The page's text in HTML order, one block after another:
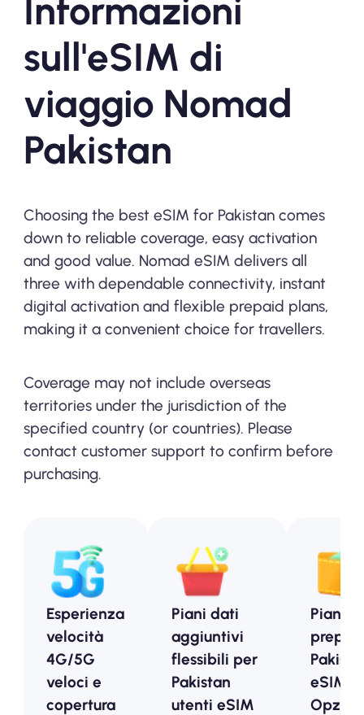
Informazioni
sull'eSIM di
viaggio Nomad
Pakistan
Choosing the best eSIM for Pakistan comes
down to reliable coverage, easy activation
and good value. Nomad eSIM delivers all
three with dependable connectivity, instant
digital activation and flexible prepaid plans,
making it a convenient choice for travellers.
Coverage may not include overseas
territories under the jurisdiction of the
specified country (or countries). Please
contact customer support to confirm before
purchasing.
Esperienza
velocità
4G/5G
veloci e
copertura
Piani dati
aggiuntivi
flessibili per
Pakistan
utenti eSIM
Piani
eSIM -